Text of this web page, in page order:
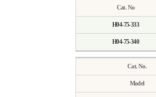
Cat. No
H04-75-333
H04-75-340
Cat. No.
Model